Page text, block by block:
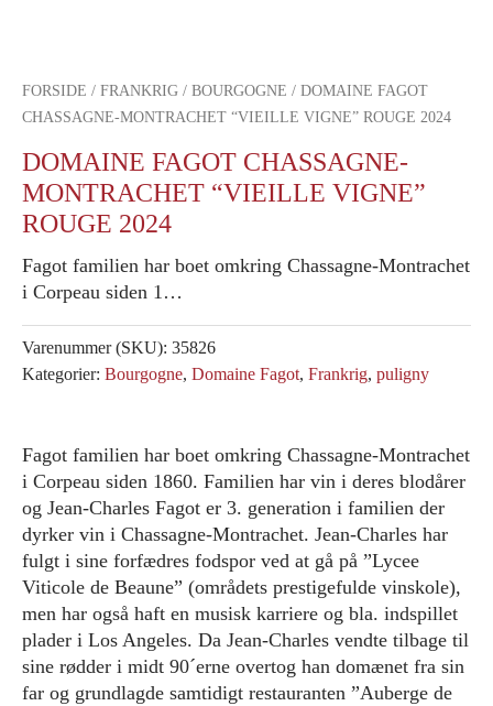
FORSIDE / FRANKRIG / BOURGOGNE / DOMAINE FAGOT
CHASSAGNE-MONTRACHET “VIEILLE VIGNE” ROUGE 2024
DOMAINE FAGOT CHASSAGNE-
MONTRACHET “VIEILLE VIGNE”
ROUGE 2024
Fagot familien har boet omkring Chassagne-Montrachet
i Corpeau siden 1…
Varenummer (SKU): 35826
Kategorier: Bourgogne, Domaine Fagot, Frankrig, puligny
Fagot familien har boet omkring Chassagne-Montrachet
i Corpeau siden 1860. Familien har vin i deres blodårer
og Jean-Charles Fagot er 3. generation i familien der
dyrker vin i Chassagne-Montrachet. Jean-Charles har
fulgt i sine forfædres fodspor ved at gå på ”Lycee
Viticole de Beaune” (områdets prestigefulde vinskole),
men har også haft en musisk karriere og bla. indspillet
plader i Los Angeles. Da Jean-Charles vendte tilbage til
sine rødder i midt 90´erne overtog han domænet fra sin
far og grundlagde samtidigt restauranten ”Auberge de